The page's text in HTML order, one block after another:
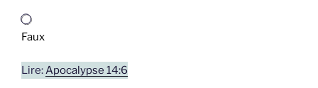
Faux
Lire: Apocalypse 14:6